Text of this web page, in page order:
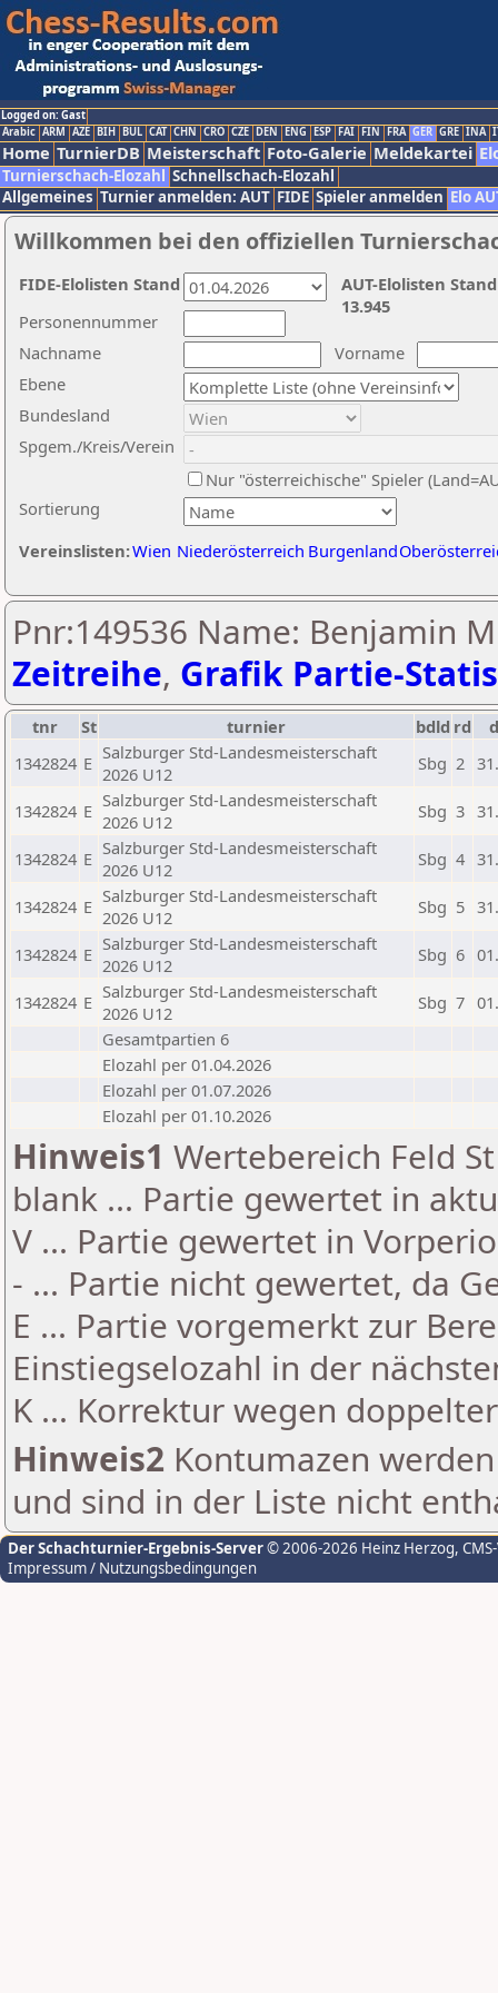
Logged on: Gast
Arabic ARM AZE BIH BUL CAT CHN CRO CZE DEN ENG ESP FAI FIN FRA GER GRE INA
Home TurnierDB Meisterschaft Foto-Galerie Meldekartei
Turnierschach-Elozahl Schnellschach-Elozahl
Allgemeines Turnier anmelden: AUT FIDE Spieler anmelden Elo
Willkommen bei den offiziellen
Nachname
Vorname
Ebene
Sortierung
Personennummer
Bundesland
Spgem./Kreis/Verein
Nur "österreichische" Spieler
Vereinslisten:Wien Niederösterreich Burgenland
AUT-Elolisten
13.945
FIDE-Elolisten Stand
Pnr:149536 Name: Benjamin
Zeitreihe, Grafik Partie-
tnr St turnier bdld rd
1342824 E Salzburger Std-Landesmeisterschaft
2026 U12
Sbg 2
1342824 E Salzburger Std-Landesmeisterschaft
2026 U12
Sbg 3
1342824 E Salzburger Std-Landesmeisterschaft
2026 U12
Sbg 4
1342824 E Salzburger Std-Landesmeisterschaft
2026 U12
Sbg 5
1342824 E Salzburger Std-Landesmeisterschaft
2026 U12
Sbg 6
1342824 E Salzburger Std-Landesmeisterschaft
2026 U12
Sbg 7
Gesamtpartien 6
Elozahl per 01.04.2026
Elozahl per 01.07.2026
Elozahl per 01.10.2026
Hinweis1 Wertebereich Feld
blank ... Partie gewertet in
V ... Partie gewertet in
- ... Partie nicht gewertet, da
E ... Partie vorgemerkt zur
Einstiegselozahl in der
K ... Korrektur wegen
Hinweis2 Kontumazen
und sind in der Liste nicht
Der Schachturnier-Ergebnis-Server© 2006-2026 Heinz Herzog,
Impressum / Nutzungsbedingungen